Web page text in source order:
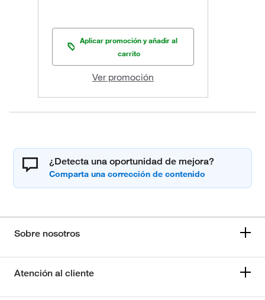
Aplicar promoción y añadir al
carrito
Ver promoción
¿Detecta una oportunidad de mejora?
Sobre nosotros
Atención al cliente